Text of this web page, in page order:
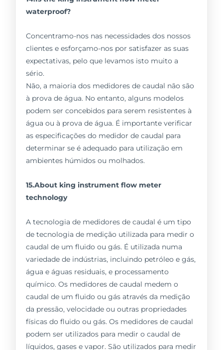
waterproof?
Concentramo-nos nas necessidades dos nossos
clientes e esforçamo-nos por satisfazer as suas
expectativas, pelo que levamos isto muito a
sério.
Não, a maioria dos medidores de caudal não são
à prova de água. No entanto, alguns modelos
podem ser concebidos para serem resistentes à
água ou à prova de água. É importante verificar
as especificações do medidor de caudal para
determinar se é adequado para utilização em
ambientes húmidos ou molhados.
15.About king instrument flow meter
technology
A tecnologia de medidores de caudal é um tipo
de tecnologia de medição utilizada para medir o
caudal de um fluido ou gás. É utilizada numa
variedade de indústrias, incluindo petróleo e gás,
água e águas residuais, e processamento
químico. Os medidores de caudal medem o
caudal de um fluido ou gás através da medição
da pressão, velocidade ou outras propriedades
físicas do fluido ou gás. Os medidores de caudal
podem ser utilizados para medir o caudal de
líquidos, gases e vapor. São utilizados para medir